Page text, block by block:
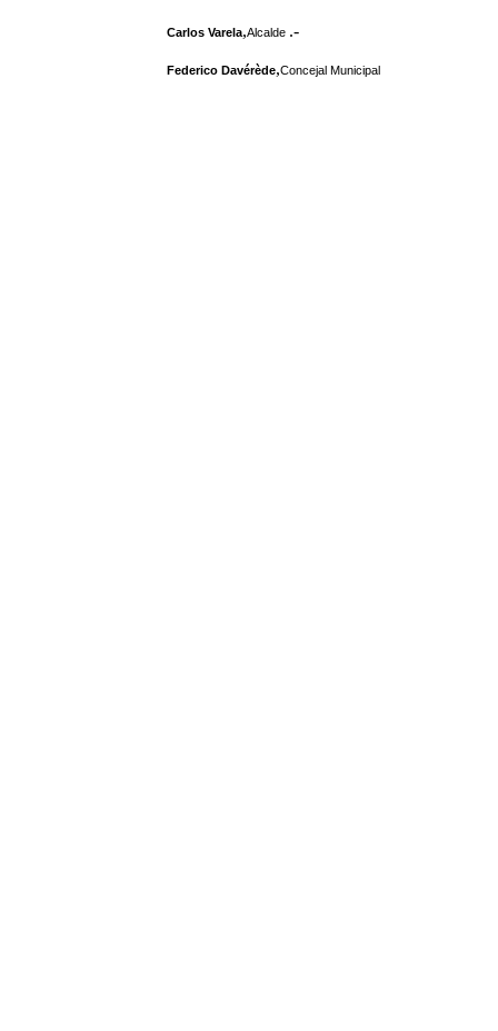
Carlos Varela,Alcalde .-
Federico Davérède,Concejal Municipal